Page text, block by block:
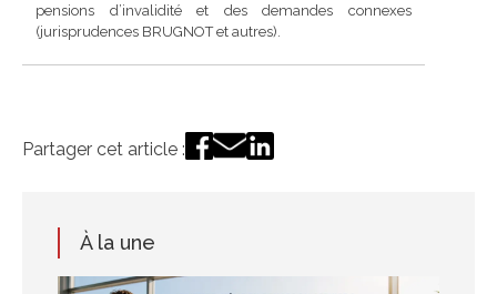
pensions d’invalidité et des demandes connexes
(jurisprudences BRUGNOT et autres).
Partager cet article :
À la une